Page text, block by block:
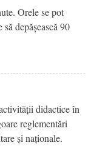
Orele se pot
depășească 90
didactice în
reglementări
și naționale.